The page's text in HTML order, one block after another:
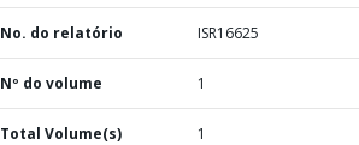
No. do relatório ISR16625
Nº do volume 1
Total Volume(s) 1